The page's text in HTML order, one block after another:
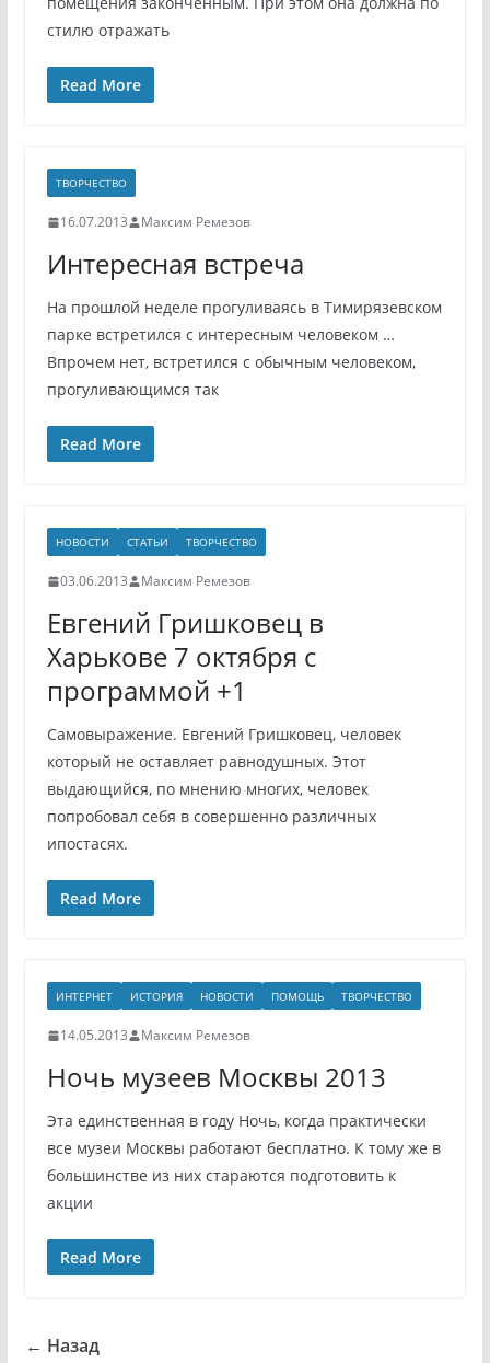
стилю отражать
Read More
ТВОРЧЕСТВО
16.07.2013 Максим Ремезов
Интересная встреча
На прошлой неделе прогуливаясь в Тимирязевском
парке встретился с интересным человеком …
Впрочем нет, встретился с обычным человеком,
прогуливающимся так
Read More
НОВОСТИ СТАТЬИ ТВОРЧЕСТВО
03.06.2013 Максим Ремезов
Евгений Гришковец в
Харькове 7 октября с
программой +1
Самовыражение. Евгений Гришковец, человек
который не оставляет равнодушных. Этот
выдающийся, по мнению многих, человек
попробовал себя в совершенно различных
ипостасях.
Read More
ИНТЕРНЕТ ИСТОРИЯ НОВОСТИ ПОМОЩЬ ТВОРЧЕСТВО
14.05.2013 Максим Ремезов
Ночь музеев Москвы 2013
Эта единственная в году Ночь, когда практически
все музеи Москвы работают бесплатно. К тому же в
большинстве из них стараются подготовить к
акции
Read More
← Назад